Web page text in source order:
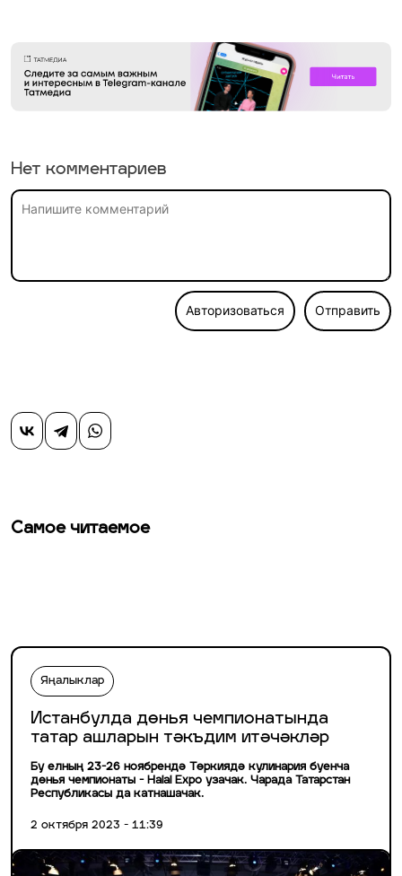
Нет комментариев
Авторизоваться Отправить
Самое читаемое
Яңалыклар
Истанбулда дөнья чемпионатында
татар ашларын тәкъдим итәчәкләр
Бу елның 23-26 ноябрендә Төркиядә кулинария буенча
дөнья чемпионаты - Halal Expo узачак. Чарада Татарстан
Республикасы да катнашачак.
2 октября 2023 - 11:39